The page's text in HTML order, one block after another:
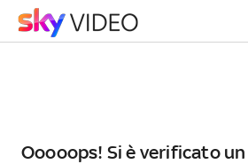
Ooooops! Si è verificato